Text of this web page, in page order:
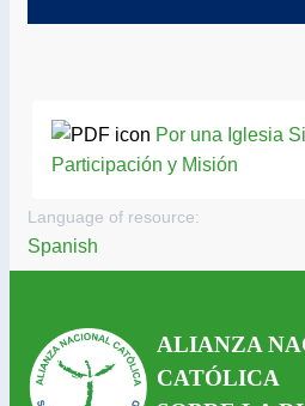
Por una Iglesia
Participación y Misión
Language of resource:
Spanish
ALIANZA
CATÓLICA